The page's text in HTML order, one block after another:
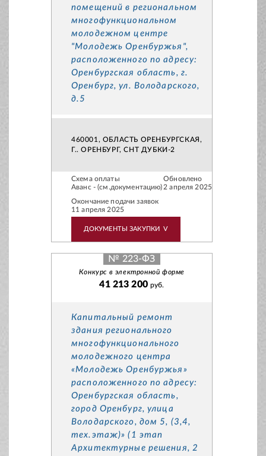
помещений в региональном
многофункциональном
молодежном центре
"Молодежь Оренбуржья",
расположенного по адресу:
Оренбургская область, г.
Оренбург, ул. Володарского,
д.5
460001, ОБЛАСТЬ ОРЕНБУРГСКАЯ,
Г.. ОРЕНБУРГ, СНТ ДУБКИ-2
Схема оплаты
Аванс - (см.документацию)
Обновлено
2 апреля 2025
Окончание подачи заявок
11 апреля 2025
ДОКУМЕНТЫ ЗАКУПКИ V
№ 223-ФЗ
Конкурс в электронной форме
41 213 200 руб.
Капитальный ремонт
здания регионального
многофункционального
молодежного центра
«Молодежь Оренбуржья»
расположенного по адресу:
Оренбургская область,
город Оренбург, улица
Володарского, дом 5, (3,4,
тех.этаж)» (1 этап
Архитектурные решения, 2